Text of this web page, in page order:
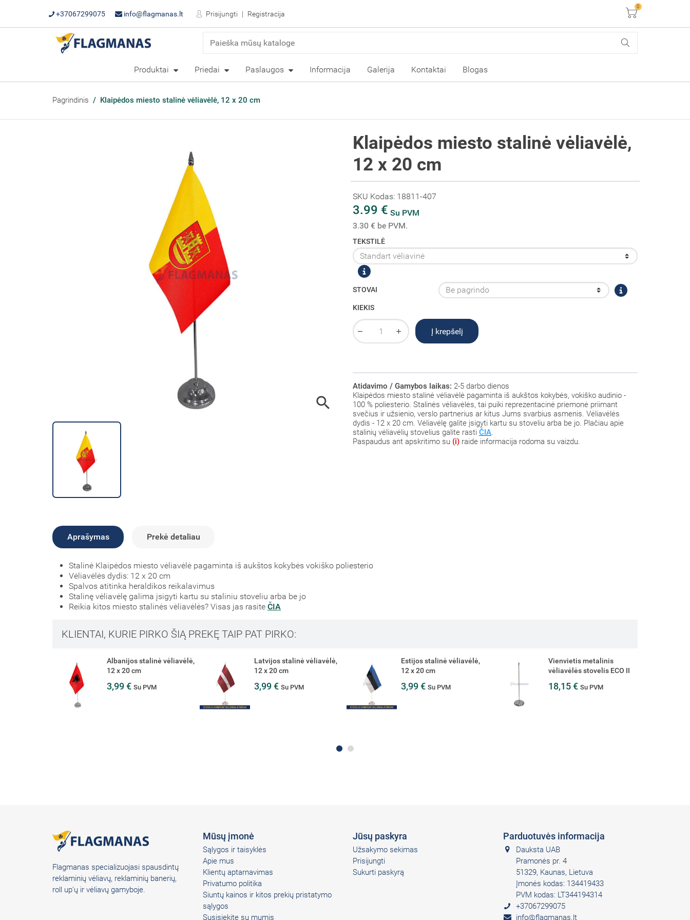
+37067299075 info@flagmanas.lt Prisijungti Registracija Krepšelis
0
Produktai Priedai Paslaugos Informacija Galerija Kontaktai Blogas
Pagrindinis Klaipėdos miesto stalinė vėliavėlė, 12 x 20 cm

Klaipėdos miesto stalinė vėliavėlė,
12 x 20 cm
SKU Kodas: 18811-407
3.99 € Su PVM
3.30 € be PVM.
TEKSTILĖ
STOVAI
KIEKIS
Į krepšelį
Atidavimo / Gamybos laikas: 2-5 darbo dienos
Klaipėdos miesto stalinė vėliavėlė pagaminta iš aukštos kokybės, vokiško audinio -
100 % poliesterio. Stalinės vėliavėlės, tai puiki reprezentacinė priemonė priimant
svečius ir užsienio, verslo partnerius ar kitus Jums svarbius asmenis. Vėliavėlės
dydis - 12 x 20 cm. Vėliavėlę galite įsigyti kartu su stoveliu arba be jo. Plačiau apie
stalinių vėliavėlių stovelius galite rasti ČIA.
Paspaudus ant apskritimo su (i) raide informacija rodoma su vaizdu.
Aprašymas Prekė detaliau
Stalinė Klaipėdos miesto vėliavėlė pagaminta iš aukštos kokybės vokiško poliesterio
Vėliavėlės dydis: 12 x 20 cm
Spalvos atitinka heraldikos reikalavimus
Stalinę vėliavėlę galima įsigyti kartu su staliniu stoveliu arba be jo
Reikia kitos miesto stalinės vėliavėlės? Visas jas rasite ČIA
KLIENTAI, KURIE PIRKO ŠIĄ PREKĘ TAIP PAT PIRKO:
Latvijos stalinė vėliavėlė,
12 x 20 cm
3,99 € Su PVM
Estijos stalinė vėliavėlė,
12 x 20 cm
3,99 € Su PVM
Vienvietis metalinis
vėliavėlės stovelis ECO II
18,15 €Su PVM
Stalinė vėliavėlė pagal
užsakymą, 12 x 20 cm
4,50 €Su PVM
Flagmanas specializuojasi spausdintų
reklaminių vėliavų, reklaminių banerių,
roll up'ų ir vėliavų gamyboje.
Mūsų įmonė
Sąlygos ir taisyklės
Apie mus
Klientų aptarnavimas
Privatumo politika
Siuntų kainos ir kitos prekių pristatymo
sąlygos
Susisiekite su mumis
Jūsų paskyra
Užsakymo sekimas
Prisijungti
Sukurti paskyrą
Parduotuvės informacija
Dauksta UAB
Pramonės pr. 4
51329, Kaunas, Lietuva
Įmonės kodas: 134419433
PVM kodas: LT344194314
+37067299075
info@flagmanas.lt